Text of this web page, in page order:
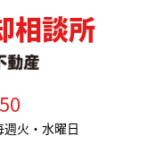
相談所
週火・水曜日